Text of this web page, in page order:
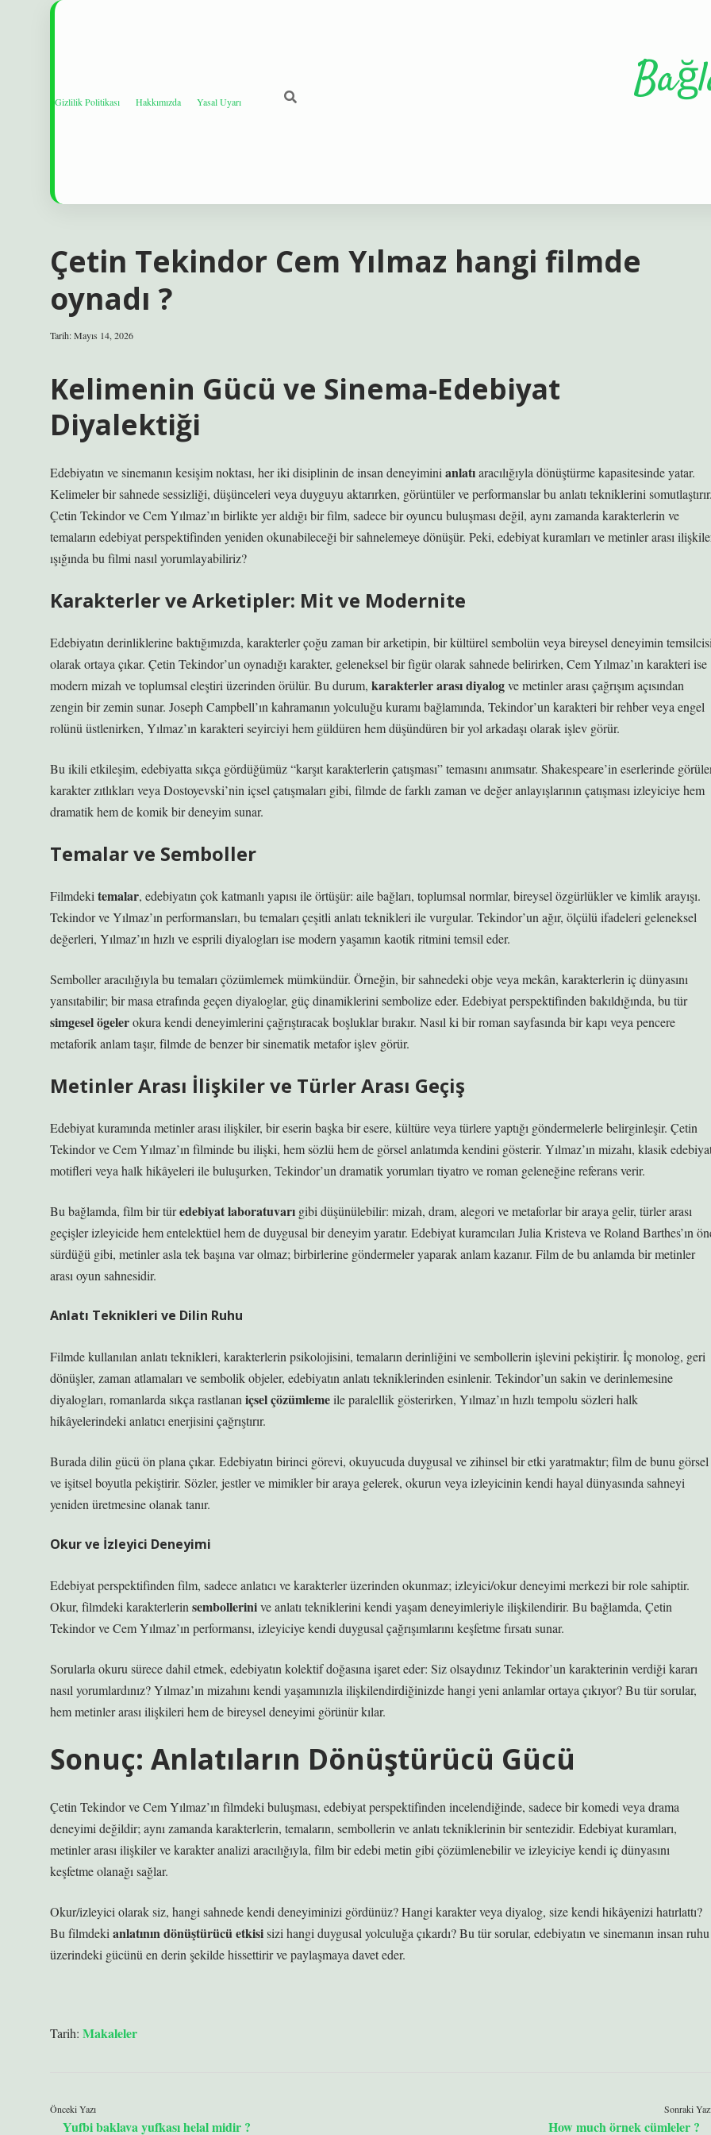
Gizlilik Politikası Hakkımızda Yasal Uyarı
Çetin Tekindor Cem Yılmaz hangi filmde
oynadı ?
Tarih: Mayıs 14, 2026
Kelimenin Gücü ve Sinema-Edebiyat
Diyalektiği
Edebiyatın ve sinemanın kesişim noktası, her iki disiplinin de insan deneyimini anlatıaracılığıyla dönüştürme kapasitesinde yatar.
Kelimeler bir sahnede sessizliği, düşünceleri veya duyguyu aktarırken, görüntüler ve performanslar bu anlatı tekniklerini
Çetin Tekindor ve Cem Yılmaz’ın birlikte yer aldığı bir film, sadece bir oyuncu buluşması değil, aynı zamanda karakterlerin ve
temaların edebiyat perspektifinden yeniden okunabileceği bir sahnelemeye dönüşür. Peki, edebiyat kuramları ve metinler arası
ışığında bu filmi nasıl yorumlayabiliriz?
Karakterler ve Arketipler: Mit ve Modernite
Edebiyatın derinliklerine baktığımızda, karakterler çoğu zaman bir arketipin, bir kültürel sembolün veya bireysel deneyimin
olarak ortaya çıkar. Çetin Tekindor’un oynadığı karakter, geleneksel bir figür olarak sahnede belirirken, Cem Yılmaz’ın karakteri ise
modern mizah ve toplumsal eleştiri üzerinden örülür. Bu durum, karakterler arası diyalogvemetinler arası çağrışımaçısından
zengin bir zemin sunar. Joseph Campbell’ın kahramanın yolculuğu kuramı bağlamında, Tekindor’un karakteri bir rehber veya engel
rolünü üstlenirken, Yılmaz’ın karakteri seyirciyi hem güldüren hem düşündüren bir yol arkadaşı olarak işlev görür.
Bu ikili etkileşim, edebiyatta sıkça gördüğümüz “karşıt karakterlerin çatışması” temasını anımsatır. Shakespeare’in eserlerinde
karakter zıtlıkları veya Dostoyevski’nin içsel çatışmaları gibi, filmde de farklı zaman ve değer anlayışlarının çatışması izleyiciye hem
dramatik hem de komik bir deneyim sunar.
Temalar ve Semboller
Filmdeki temalar, edebiyatın çok katmanlı yapısı ile örtüşür: aile bağları, toplumsal normlar, bireysel özgürlükler ve kimlik arayışı.
Tekindor ve Yılmaz’ın performansları, bu temaları çeşitli anlatı teknikleri ile vurgular. Tekindor’un ağır, ölçülü ifadeleri geleneksel
değerleri, Yılmaz’ın hızlı ve esprili diyalogları ise modern yaşamın kaotik ritmini temsil eder.
Semboller aracılığıyla bu temaları çözümlemek mümkündür. Örneğin, bir sahnedeki obje veya mekân, karakterlerin iç dünyasını
yansıtabilir; bir masa etrafında geçen diyaloglar, güç dinamiklerini sembolize eder. Edebiyat perspektifinden bakıldığında, bu tür
simgesel ögelerokura kendi deneyimlerini çağrıştıracak boşluklar bırakır. Nasıl ki bir roman sayfasında bir kapı veya pencere
metaforik anlam taşır, filmde de benzer birsinematik metaforişlev görür.
Metinler Arası İlişkiler ve Türler Arası Geçiş
Edebiyat kuramında metinler arası ilişkiler, bir eserin başka bir esere, kültüre veya türlere yaptığı göndermelerle belirginleşir. Çetin
Tekindor ve Cem Yılmaz’ın filminde bu ilişki, hem sözlü hem de görsel anlatımda kendini gösterir. Yılmaz’ın mizahı, klasik
motifleri veya halk hikâyeleri ile buluşurken, Tekindor’un dramatik yorumları tiyatro ve roman geleneğine referans verir.
Bu bağlamda, film bir türedebiyat laboratuvarı gibi düşünülebilir: mizah, dram, alegori ve metaforlar bir araya gelir, türler arası
geçişler izleyicide hem entelektüel hem de duygusal bir deneyim yaratır. Edebiyat kuramcıları Julia Kristeva ve Roland Barthes’ın
sürdüğü gibi, metinler asla tek başına var olmaz; birbirlerine göndermeler yaparak anlam kazanır. Film de bu anlamda bir metinler
arası oyun sahnesidir.
Anlatı Teknikleri ve Dilin Ruhu
Filmde kullanılan anlatı teknikleri, karakterlerin psikolojisini, temaların derinliğini ve sembollerin işlevini pekiştirir. İç monolog, geri
dönüşler, zaman atlamaları ve sembolik objeler, edebiyatın anlatı tekniklerinden esinlenir. Tekindor’un sakin ve derinlemesine
diyalogları, romanlarda sıkça rastlanan içsel çözümlemeile paralellik gösterirken, Yılmaz’ın hızlı tempolu sözleri halk
hikâyelerindeki anlatıcı enerjisini çağrıştırır.
Burada dilin gücü ön plana çıkar. Edebiyatın birinci görevi, okuyucuda duygusal ve zihinsel bir etki yaratmaktır; film de bunu görsel
ve işitsel boyutla pekiştirir. Sözler, jestler ve mimikler bir araya gelerek, okurun veya izleyicinin kendi hayal dünyasında sahneyi
yeniden üretmesine olanak tanır.
Okur ve İzleyici Deneyimi
Edebiyat perspektifinden film, sadece anlatıcı ve karakterler üzerinden okunmaz; izleyici/okur deneyimi merkezi bir role sahiptir.
Okur, filmdeki karakterlerin sembolleriniveanlatı tekniklerini kendi yaşam deneyimleriyle ilişkilendirir. Bu bağlamda, Çetin
Tekindor ve Cem Yılmaz’ın performansı, izleyiciye kendi duygusal çağrışımlarını keşfetme fırsatı sunar.
Sorularla okuru sürece dahil etmek, edebiyatın kolektif doğasına işaret eder: Siz olsaydınız Tekindor’un karakterinin verdiği kararı
nasıl yorumlardınız? Yılmaz’ın mizahını kendi yaşamınızla ilişkilendirdiğinizde hangi yeni anlamlar ortaya çıkıyor? Bu tür sorular,
hem metinler arası ilişkileri hem de bireysel deneyimi görünür kılar.
Sonuç: Anlatıların Dönüştürücü Gücü
Çetin Tekindor ve Cem Yılmaz’ın filmdeki buluşması, edebiyat perspektifinden incelendiğinde, sadece bir komedi veya drama
deneyimi değildir; aynı zamanda karakterlerin, temaların, sembollerin veanlatı tekniklerinin bir sentezidir. Edebiyat kuramları,
metinler arası ilişkiler ve karakter analizi aracılığıyla, film bir edebi metin gibi çözümlenebilir ve izleyiciye kendi iç dünyasını
keşfetme olanağı sağlar.
Okur/izleyici olarak siz, hangi sahnede kendi deneyiminizi gördünüz? Hangi karakter veya diyalog, size kendi hikâyenizi hatırlattı?
Bu filmdeki anlatının dönüştürücü etkisisizi hangi duygusal yolculuğa çıkardı? Bu tür sorular, edebiyatın ve sinemanın insan ruhu
üzerindeki gücünü en derin şekilde hissettirir ve paylaşmaya davet eder.
Tarih: Makaleler
Önceki Yazı
Yufbi baklava yufkası helal midir ?
Sonraki
How much örnek cümleler ?